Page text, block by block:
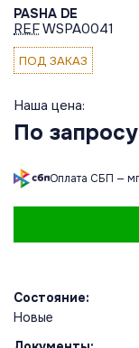
PASHA DE
REFWSPA0041
ПОД ЗАКАЗ
Наша цена:
По запросу
Оплата СБП —
Состояние:
Новые